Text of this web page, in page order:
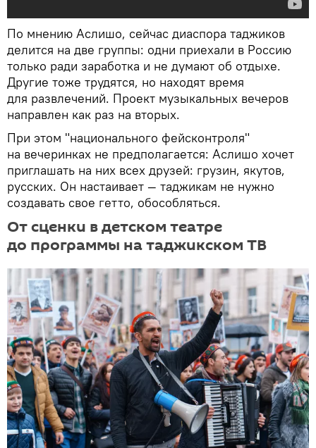
По мнению Аслишо, сейчас диаспора таджиков
делится на две группы: одни приехали в Россию
только ради заработка и не думают об отдыхе.
Другие тоже трудятся, но находят время
для развлечений. Проект музыкальных вечеров
направлен как раз на вторых.
При этом "национального фейсконтроля"
на вечеринках не предполагается: Аслишо хочет
приглашать на них всех друзей: грузин, якутов,
русских. Он настаивает — таджикам не нужно
создавать свое гетто, обособляться.
От сценки в детском театре
до программы на таджикском ТВ